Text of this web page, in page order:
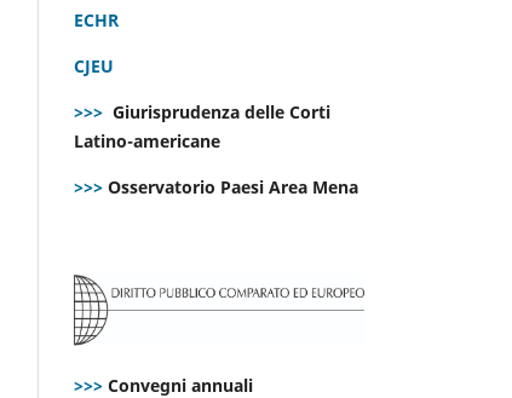
ECHR
CJEU
>>> Giurisprudenza delle Corti
Latino-americane
>>> Osservatorio Paesi Area Mena
>>> Convegni annuali